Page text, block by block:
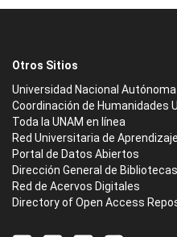
Otros Sitios
Universidad Nacional
Coordinación de Humanidades
Toda la UNAM en línea
Red Universitaria de Aprendizaje
Portal de Datos Abiertos
Dirección General de Bibliotecas
Red de Acervos Digitales
Directory of Open Access